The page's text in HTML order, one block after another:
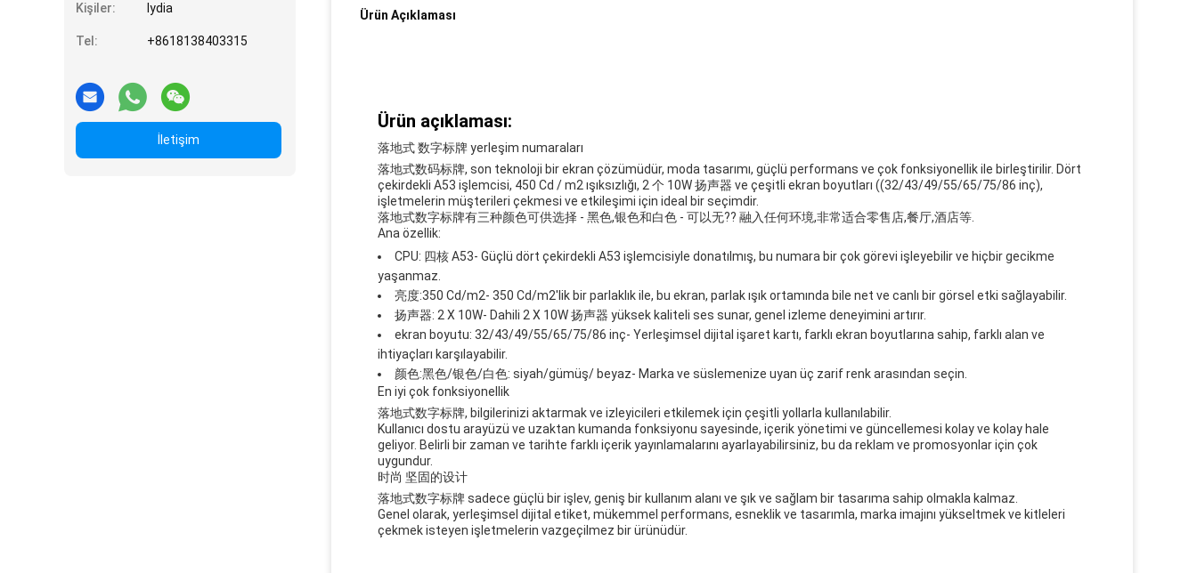
Kişiler: lydia
Tel: +8618138403315
İletişim
Ürün Açıklaması
Ürün açıklaması:
落地式 数字标牌 yerleşim numaraları
落地式数码标牌, son teknoloji bir ekran çözümüdür, moda tasarımı, güçlü performans ve çok fonksiyonellik ile birleştirilir. Dört
çekirdekli A53 işlemcisi, 450 Cd / m2 ışıksızlığı, 2 个 10W 扬声器 ve çeşitli ekran boyutları ((32/43/49/55/65/75/86 inç),
işletmelerin müşterileri çekmesi ve etkileşimi için ideal bir seçimdir.
落地式数字标牌有三种颜色可供选择 - 黑色,银色和白色 - 可以无?? 融入任何环境,非常适合零售店,餐厅,酒店等.
Ana özellik:
CPU: 四核 A53- Güçlü dört çekirdekli A53 işlemcisiyle donatılmış, bu numara bir çok görevi işleyebilir ve hiçbir gecikme
yaşanmaz.
亮度:350 Cd/m2- 350 Cd/m2'lik bir parlaklık ile, bu ekran, parlak ışık ortamında bile net ve canlı bir görsel etki sağlayabilir.
扬声器: 2 X 10W- Dahili 2 X 10W 扬声器 yüksek kaliteli ses sunar, genel izleme deneyimini artırır.
ekran boyutu: 32/43/49/55/65/75/86 inç- Yerleşimsel dijital işaret kartı, farklı ekran boyutlarına sahip, farklı alan ve
ihtiyaçları karşılayabilir.
颜色:黑色/银色/白色: siyah/gümüş/ beyaz- Marka ve süslemenize uyan üç zarif renk arasından seçin.
En iyi çok fonksiyonellik
落地式数字标牌, bilgilerinizi aktarmak ve izleyicileri etkilemek için çeşitli yollarla kullanılabilir.
Kullanıcı dostu arayüzü ve uzaktan kumanda fonksiyonu sayesinde, içerik yönetimi ve güncellemesi kolay ve kolay hale
geliyor. Belirli bir zaman ve tarihte farklı içerik yayınlamalarını ayarlayabilirsiniz, bu da reklam ve promosyonlar için çok
uygundur.
时尚 坚固的设计
落地式数字标牌 sadece güçlü bir işlev, geniş bir kullanım alanı ve şık ve sağlam bir tasarıma sahip olmakla kalmaz.
Genel olarak, yerleşimsel dijital etiket, mükemmel performans, esneklik ve tasarımla, marka imajını yükseltmek ve kitleleri
çekmek isteyen işletmelerin vazgeçilmez bir ürünüdür.